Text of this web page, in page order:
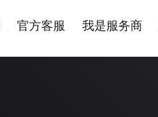
官方客服 我是服务商